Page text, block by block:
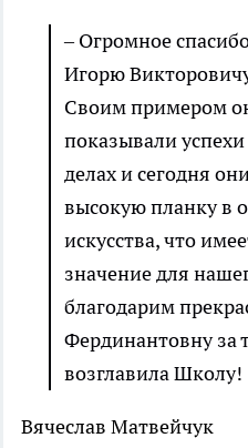
– Огромное
Игорю
Своим примером
показывали
делах и сегодня
высокую планку в
искусства, что
значение для
благодарим
Фердинантовну за
возглавила Школу!
Вячеслав Матвейчук